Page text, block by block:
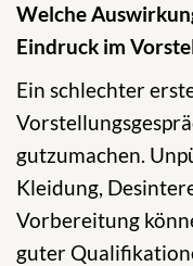
Welche
Eindruck im
Ein schlechter
gutzumachen.
Kleidung,
Vorbereitung
guter